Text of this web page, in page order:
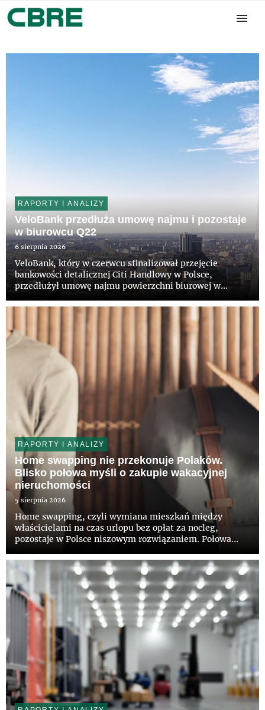
RAPORTY I ANALIZY
VeloBank przedłuża umowę najmu i pozostaje
w biurowcu Q22
6 sierpnia 2026
VeloBank, który w czerwcu sfinalizował przejęcie
bankowości detalicznej Citi Handlowy w Polsce,
przedłużył umowę najmu powierzchni biurowej w
prestiżowym budynku na kolejne lata. Właścicielowi
RAPORTY I ANALIZY
Home swapping nie przekonuje Polaków.
Blisko połowa myśli o zakupie wakacyjnej
nieruchomości
5 sierpnia 2026
Home swapping, czyli wymiana mieszkań między
właścicielami na czas urlopu bez opłat za nocleg,
pozostaje w Polsce niszowym rozwiązaniem. Połowa
12 proc. deklaruje zainteresowanie tym modelem –
wynika z najnowszego...